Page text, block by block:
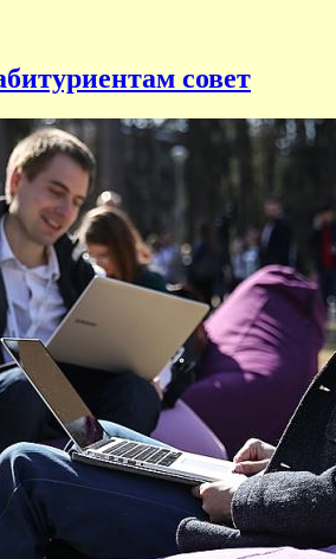
совет